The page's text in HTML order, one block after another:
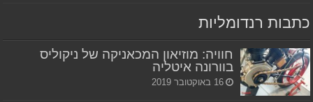
כתבות רנדומליות
חוויה: מוזיאון המכאניקה של ניקוליס
בוורונה איטליה
16 באוקטובר 2019